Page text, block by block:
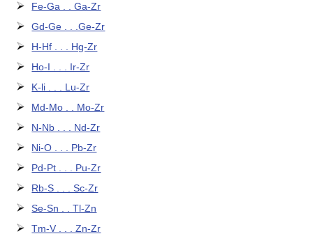
Fe-Ga . . Ga-Zr
Gd-Ge . . .Ge-Zr
H-Hf . . . Hg-Zr
Ho-I . . . Ir-Zr
K-li . . . Lu-Zr
Md-Mo . . Mo-Zr
N-Nb . . . Nd-Zr
Ni-O . . . Pb-Zr
Pd-Pt . . . Pu-Zr
Rb-S . . . Sc-Zr
Se-Sn . . Tl-Zn
Tm-V . . . Zn-Zr